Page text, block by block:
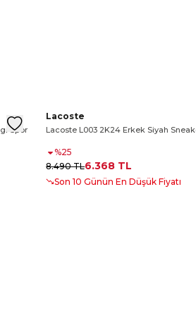
Ayakkabı
Detaylı Beyaz Sneaker
Lacoste Powercourt Leather
Spor Ayakkabı
Lacoste L003 Neo Tech Erkek
Spor
Lacoste L003 2K24 Erkek
Lacoste
Lacoste L003 2K24 Erkek Siyah
%25
8.490 TL6.368 TL
Son 10 Günün En Düşük Fiyatı